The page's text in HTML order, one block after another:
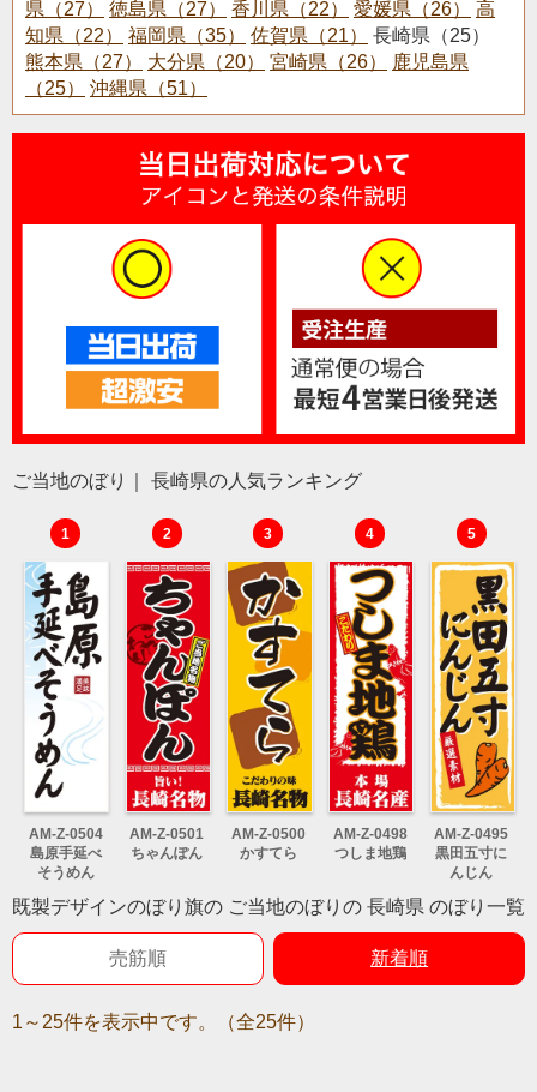
県（27）
徳島県（27） 香川県（22） 愛媛県（26）
高
知県（22）
福岡県（35） 佐賀県（21）
長崎県（25）
熊本県（27）
大分県（20） 宮崎県（26）
鹿児島県
（25）
沖縄県（51）
ご当地のぼり｜ 長崎県の人気ランキング
1
AM-Z-0504
島原手延べ
そうめん
2
AM-Z-0501
ちゃんぽん
3
AM-Z-0500
かすてら
4
AM-Z-0498
つしま地鶏
5
AM-Z-0495
黒田五寸に
んじん
既製デザインのぼり旗の ご当地のぼりの 長崎県 のぼり一覧
売筋順 新着順
1～25件を表示中です。（全25件）